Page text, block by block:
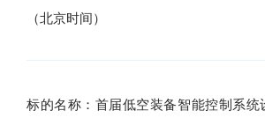
（北京时间）
标的名称：首届低空装备智能控制系